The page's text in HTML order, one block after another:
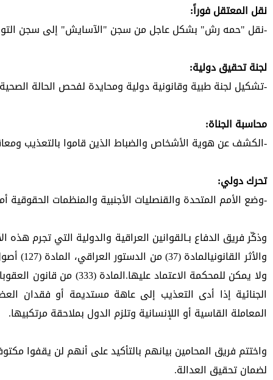
نقل المعتقل فوراً:
-نقل "حمه رش" بشكل عاجل من سجن "الآسايش" إلى سجن
لجنة تحقيق دولية:
-تشكيل لجنة طبية وقانونية دولية ومحايدة لفحص الحالة
محاسبة الجناة:
-الكشف عن هوية الأشخاص والضباط الذين قاموا بالتعذيب
تحرك دولي:
-وضع الأمم المتحدة والقنصليات الأجنبية والمنظمات
المعاملة القاسية أو اللإنسانية وتلزم الدول بملاحقة مرتكبيها.
لضمان تحقيق العدالة.